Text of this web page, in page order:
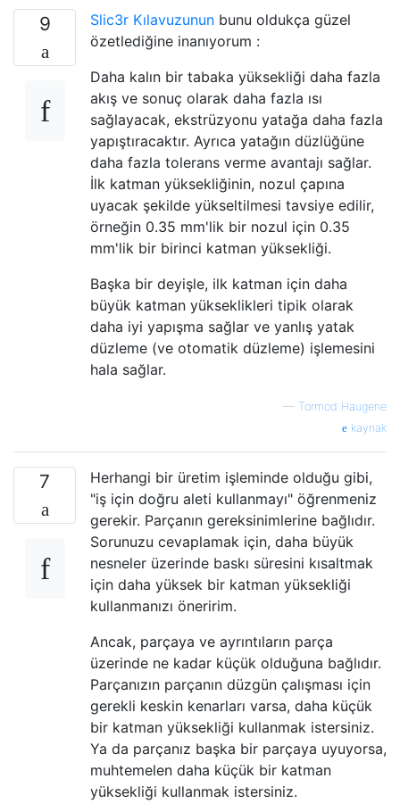
9 Slic3r Kılavuzunun bunu oldukça güzel
özetlediğine inanıyorum :
Daha kalın bir tabaka yüksekliği daha fazla
akış ve sonuç olarak daha fazla ısı
sağlayacak, ekstrüzyonu yatağa daha fazla
yapıştıracaktır. Ayrıca yatağın düzlüğüne
daha fazla tolerans verme avantajı sağlar.
İlk katman yüksekliğinin, nozul çapına
uyacak şekilde yükseltilmesi tavsiye edilir,
örneğin 0.35 mm'lik bir nozul için 0.35
mm'lik bir birinci katman yüksekliği.
Başka bir deyişle, ilk katman için daha
büyük katman yükseklikleri tipik olarak
daha iyi yapışma sağlar ve yanlış yatak
düzleme (ve otomatik düzleme) işlemesini
hala sağlar.
— Tormod Haugene
kaynak
7
Herhangi bir üretim işleminde olduğu gibi,
"iş için doğru aleti kullanmayı" öğrenmeniz
gerekir. Parçanın gereksinimlerine bağlıdır.
Sorunuzu cevaplamak için, daha büyük
nesneler üzerinde baskı süresini kısaltmak
için daha yüksek bir katman yüksekliği
kullanmanızı öneririm.
Ancak, parçaya ve ayrıntıların parça
üzerinde ne kadar küçük olduğuna bağlıdır.
Parçanızın parçanın düzgün çalışması için
gerekli keskin kenarları varsa, daha küçük
bir katman yüksekliği kullanmak istersiniz.
Ya da parçanız başka bir parçaya uyuyorsa,
muhtemelen daha küçük bir katman
yüksekliği kullanmak istersiniz.